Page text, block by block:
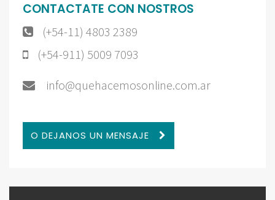
CONTACTATE CON NOSTROS
(+54-11) 4803 2389
(+54-911) 5009 7093
info@quehacemosonline.com.ar
O DEJANOS UN MENSAJE